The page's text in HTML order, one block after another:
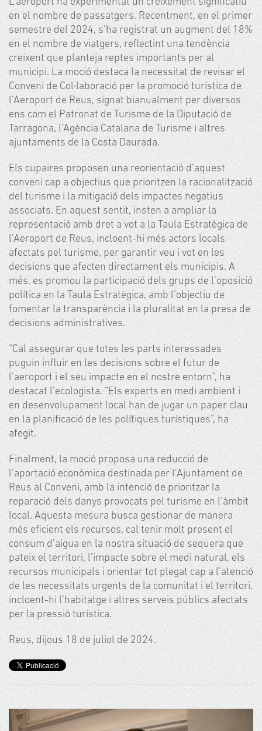
en el nombre de passatgers. Recentment, en el primer
semestre del 2024, s’ha registrat un augment del 18%
en el nombre de viatgers, reflectint una tendència
creixent que planteja reptes importants per al
municipi. La moció destaca la necessitat de revisar el
Conveni de Col·laboració per la promoció turística de
l’Aeroport de Reus, signat bianualment per diversos
ens com el Patronat de Turisme de la Diputació de
Tarragona, l’Agència Catalana de Turisme i altres
ajuntaments de la Costa Daurada.
Els cupaires proposen una reorientació d’aquest
conveni cap a objectius que prioritzen la racionalització
del turisme i la mitigació dels impactes negatius
associats. En aquest sentit, insten a ampliar la
representació amb dret a vot a la Taula Estratègica de
l’Aeroport de Reus, incloent-hi més actors locals
afectats pel turisme, per garantir veu i vot en les
decisions que afecten directament els municipis. A
més, es promou la participació dels grups de l’oposició
política en la Taula Estratègica, amb l’objectiu de
fomentar la transparència i la pluralitat en la presa de
decisions administratives.
“Cal assegurar que totes les parts interessades
puguin influir en les decisions sobre el futur de
l’aeroport i el seu impacte en el nostre entorn”, ha
destacat l’ecologista. “Els experts en medi ambient i
en desenvolupament local han de jugar un paper clau
en la planificació de les polítiques turístiques”, ha
afegit.
Finalment, la moció proposa una reducció de
l’aportació econòmica destinada per l’Ajuntament de
Reus al Conveni, amb la intenció de prioritzar la
reparació dels danys provocats pel turisme en l’àmbit
local. Aquesta mesura busca gestionar de manera
més eficient els recursos, cal tenir molt present el
consum d’aigua en la nostra situació de sequera que
pateix el territori, l’impacte sobre el medi natural, els
recursos municipals i orientar tot plegat cap a l’atenció
de les necessitats urgents de la comunitat i el territori,
incloent-hi l’habitatge i altres serveis públics afectats
per la pressió turística.
Reus, dijous 18 de juliol de 2024.